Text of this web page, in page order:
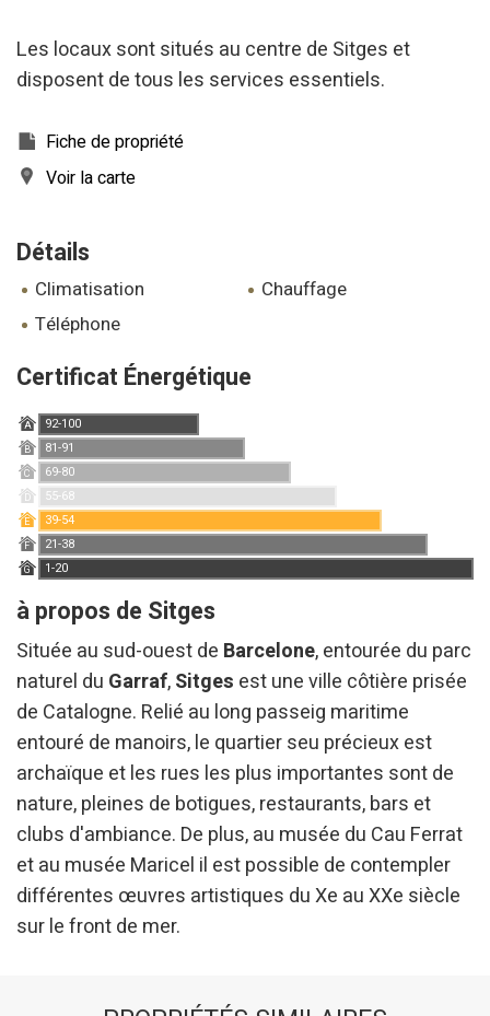
Les locaux sont situés au centre de Sitges et
disposent de tous les services essentiels.
Fiche de propriété
Voir la carte
Détails
climatisation
chauffage
téléphone
Certificat Énergétique
A 92-100
B 81-91
C 69-80
D 55-68
E 39-54
F 21-38
G 1-20
à propos de Sitges
Située au sud-ouest de Barcelone, entourée du parc
naturel du Garraf,Sitges est une ville côtière prisée
de Catalogne. Relié au long passeig maritime
entouré de manoirs, le quartier seu précieux est
archaïque et les rues les plus importantes sont de
nature, pleines de botigues, restaurants, bars et
clubs d'ambiance. De plus, au musée du Cau Ferrat
et au musée Maricel il est possible de contempler
différentes œuvres artistiques du Xe au XXe siècle
sur le front de mer.
Modifier les cookies
Technique et Fonctionnel
Ce site Web utilise ses propres cookies pour collecter des
informations afin d'améliorer nos services. Si vous
L'utilisateur a la possibilité de configurer son navigateur,
pouvant, s'il le souhaite, empêcher leur installation sur son
disque dur, même s'il doit garder à l'esprit qu'une telle
action peut entraîner des difficultés de navigation sur le
site.
Analyse et Personnalisation
Ils permettent le suivi et l'analyse du comportement des
utilisateurs de ce site. Les informations collectées via ce
type de cookies sont utilisées pour mesurer l'activité du
Web pour l'élaboration des profils de navigation des
utilisateurs afin d'introduire des améliorations basées sur
l'analyse des données d'utilisation effectuée par les
utilisateurs du service. . Ils nous permettent de
sauvegarder les informations de préférence de l'utilisateur
pour améliorer la qualité de nos services et offrir une
meilleure expérience grâce aux produits recommandés.